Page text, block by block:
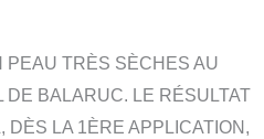
PEAU TRÈS SÈCHES AU
DE BALARUC. LE RÉSULTAT
DÈS LA 1ÈRE APPLICATION,